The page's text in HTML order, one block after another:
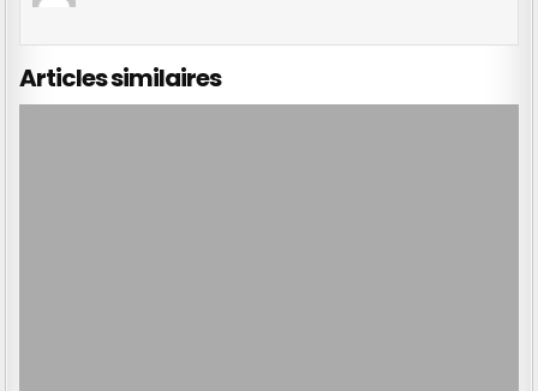
Articles similaires